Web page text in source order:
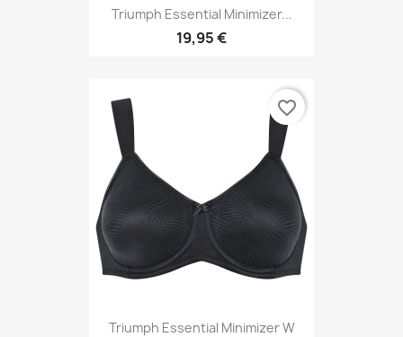
Triumph Essential Minimizer...
19,95 €
Triumph Essential Minimizer W
favorite_border